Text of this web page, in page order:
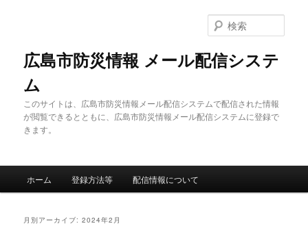
広島市防災情報 メール配信システ
ム
このサイトは、広島市防災情報メール配信システムで配信された情報
が閲覧できるとともに、広島市防災情報メール配信システムに登録で
きます。
索
ホーム 登録方法等 配信情報について
月別アーカイブ:2024年2月